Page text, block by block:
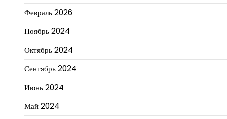
Февраль 2026
Ноябрь 2024
Октябрь 2024
Сентябрь 2024
Июнь 2024
Май 2024